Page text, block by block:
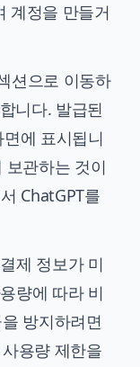
계정을 만들거
션으로 이동하
니다. 발급된
에 표시됩니
보관하는 것이
ChatGPT를
제 정보가 미
량에 따라 비
방지하려면
용량 제한을